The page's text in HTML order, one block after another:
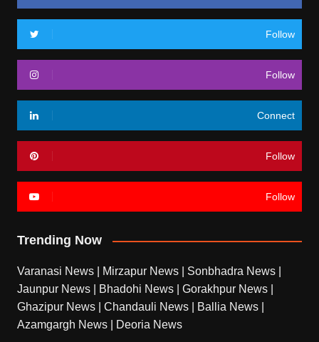
Follow
Follow
Connect
Follow
Follow
Trending Now
Varanasi News Mirzapur News Sonbhadra News
Jaunpur News
Bhadohi News Gorakhpur News
Ghazipur News
Chandauli News Ballia News
Azamgargh News
Deoria News